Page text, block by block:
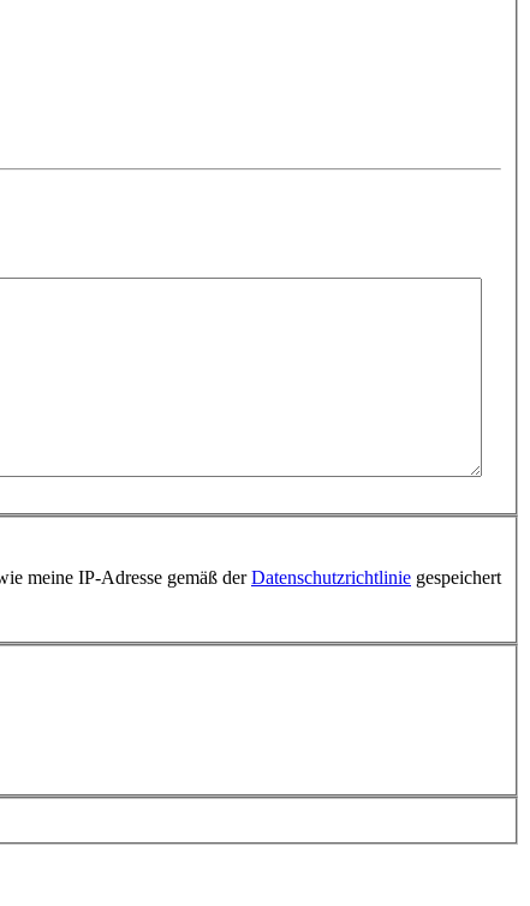
meine IP-Adresse gemäß derDatenschutzrichtlinie gespeichert